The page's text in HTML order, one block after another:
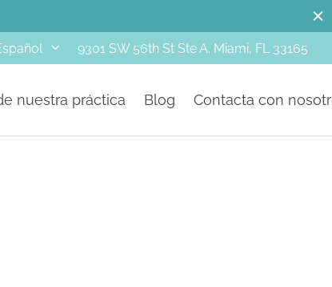
9301 SW 56th St Ste A. Miami, FL 33165
nuestra práctica Blog Contacta con